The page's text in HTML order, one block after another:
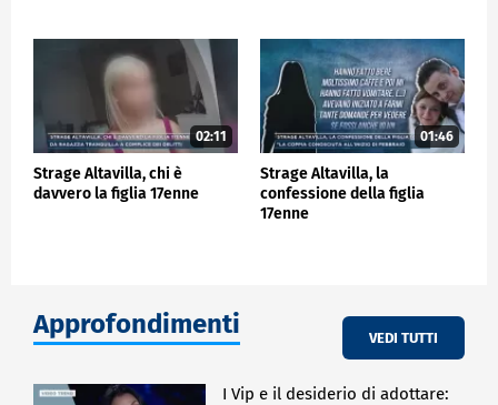
02:11
Strage Altavilla, chi è
davvero la figlia 17enne
01:46
Strage Altavilla, la
confessione della figlia
17enne
Approfondimenti VEDI TUTTI
I Vip e il desiderio di adottare: